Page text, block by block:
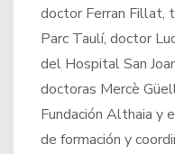
doctor Ferran Fillat,
Parc Taulí, doctor
del Hospital San
doctoras Mercè
Fundación Althaia y
de formación y